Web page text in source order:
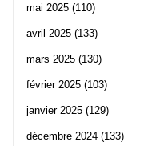
mai 2025 (110)
avril 2025 (133)
mars 2025 (130)
février 2025 (103)
janvier 2025 (129)
décembre 2024 (133)